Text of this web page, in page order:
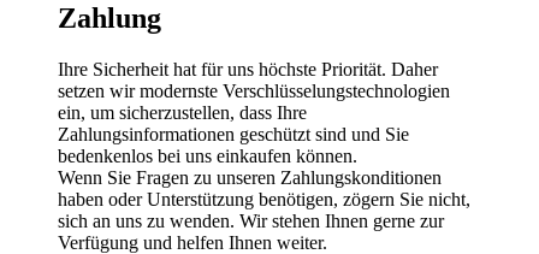
Zahlung
Ihre Sicherheit hat für uns höchste Priorität. Daher
setzen wir modernste Verschlüsselungstechnologien
ein, um sicherzustellen, dass Ihre
Zahlungsinformationen geschützt sind und Sie
bedenkenlos bei uns einkaufen können.
Wenn Sie Fragen zu unseren Zahlungskonditionen
haben oder Unterstützung benötigen, zögern Sie nicht,
sich an uns zu wenden. Wir stehen Ihnen gerne zur
Verfügung und helfen Ihnen weiter.